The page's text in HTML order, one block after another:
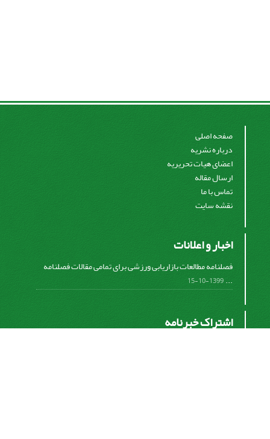
صفحه اصلی
درباره نشریه
اعضای هیات تحریریه
ارسال مقاله
تماس با ما
نقشه سایت
اخبار و اعلانات
فصلنامه مطالعات بازاریابی ورزشی برای تمامی مقالات فصلنامه
...
1399-10-15
اشتراک خبرنامه